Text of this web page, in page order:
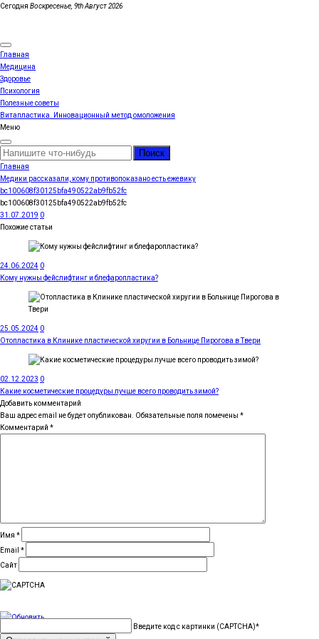
Перейти
Сегодня Воскресенье, 9th Август 2026
Главная
Медицина
Здоровье
Психология
Полезные советы
Витапластика. Инновационный метод омоложения
Меню
Найти:
Главная
Медики рассказали, кому противопоказано есть ежевику
bc100608f30125bfa490522ab9fb52fc
bc100608f30125bfa490522ab9fb52fc
31.07.2019 0
Похожие статьи
24.06.2024 0
Кому нужны фейслифтинг и блефаропластика?
25.05.2024 0
Отопластика в Клинике пластической хиругии в Больнице Пирогова в Твери
02.12.2023 0
Какие косметические процедуры лучше всего проводить зимой?
Добавить комментарий
Ваш адрес email не будет опубликован.
Обязательные поля помечены *
Комментарий *
Имя *
Email *
Сайт
Введите код с картинки (CAPTCHA)*